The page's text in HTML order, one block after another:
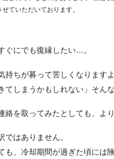
ていただいております。
ぐにでも復縁したい…。
ちが募って苦しくなりますよ
てしまうかもしれない」そん
絡を取ってみたとしても、よ
ではありません。
も、冷却期間が過ぎた頃には